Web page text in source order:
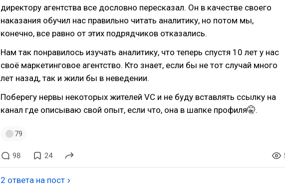
директору агентства все дословно пересказал. Он в качестве своего
наказания обучил нас правильно читать аналитику, но потом мы,
конечно, все равно от этих подрядчиков отказались.
Нам так понравилось изучать аналитику, что теперь спустя 10 лет у нас
своё маркетинговое агентство. Кто знает, если бы не тот случай много
лет назад, так и жили бы в неведении.
Поберегу нервы некоторых жителей VC и не буду вставлять ссылку на
канал где описываю свой опыт, если что, она в шапке профиля🤫.
79
98 24
2 ответа на пост